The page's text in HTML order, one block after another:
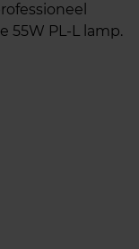
PL‑L lamp.